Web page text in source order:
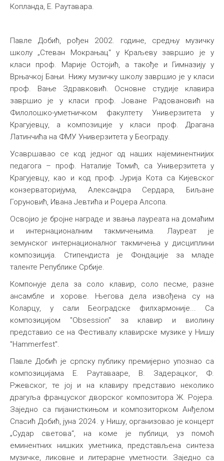
Копланда, Е. Раутавара.
Павле Добић, рођен 2002. године, средњу музичку
школу „Стеван Мокрањац“ у Краљеву завршио је у
класи проф. Марије Остојић, а такође и Гимназију у
Врњачкој Бањи. Нижу музичку школу завршио је у класи
проф. Вање Здравковић. Основне студије клавира
завршио је у класи проф. Јоване Радовановић на
Филолошко-уметничком факултету Универзитета у
Крагујевцу, а композиције у класи проф. Драгана
Латинчића на ФМУ Универзитета у Београду.
Усавршавао се код једног од наших најеминентнијих
педагога – проф. Наталије Томић, са Универзитета у
Крагујевцу, као и код проф. Јурија Кота са Кијевског
конзерваторијума, Александра Сердара, Биљане
Горуновић, Ивана Јевтића и Роџера Алсопа.
Освојио је бројне награде и звања лауреата на домаћим
и интернационалним такмичењима. Лауреат је
земунског интернационалног такмичења у дисциплини
композиција. Стипендиста је Фондације за младе
таленте Републике Србије.
Компонује дела за соло клавир, соло песме, разне
ансамбле и хорове. Његова дела извођена су на
Коларцу, у сали Београдске филхармоније... Са
композицијом "Obsession" за клавир и виолину
представио се на Фестивалу клавирске музике у Нишу
"Hammerfest".
Павле Добић је српску публику премијерно упознао са
композицијама Е. Раутавааре, В. Задерацког, Ф.
Ржевског, те јој и на клавиру представио неколико
драгуља француског дворског композитора Ж. Ројера.
Заједно са пијанисткињом и композиторком Анђелом
Спасић Добић, јуна 2024. у Нишу, организовао је концерт
„Судар светова“, на коме је публици, уз помоћ
еминентних нишких уметника, представљена синтеза
музичке, ликовне и литерарне уметности. Заједно са